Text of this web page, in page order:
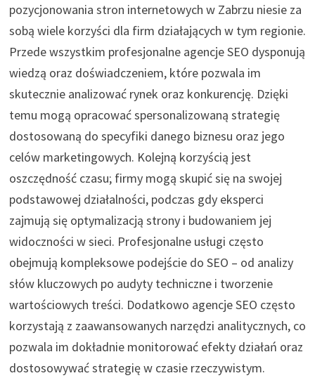
pozycjonowania stron internetowych w Zabrzu niesie za
sobą wiele korzyści dla firm działających w tym regionie.
Przede wszystkim profesjonalne agencje SEO dysponują
wiedzą oraz doświadczeniem, które pozwala im
skutecznie analizować rynek oraz konkurencję. Dzięki
temu mogą opracować spersonalizowaną strategię
dostosowaną do specyfiki danego biznesu oraz jego
celów marketingowych. Kolejną korzyścią jest
oszczędność czasu; firmy mogą skupić się na swojej
podstawowej działalności, podczas gdy eksperci
zajmują się optymalizacją strony i budowaniem jej
widoczności w sieci. Profesjonalne usługi często
obejmują kompleksowe podejście do SEO – od analizy
słów kluczowych po audyty techniczne i tworzenie
wartościowych treści. Dodatkowo agencje SEO często
korzystają z zaawansowanych narzędzi analitycznych, co
pozwala im dokładnie monitorować efekty działań oraz
dostosowywać strategię w czasie rzeczywistym.